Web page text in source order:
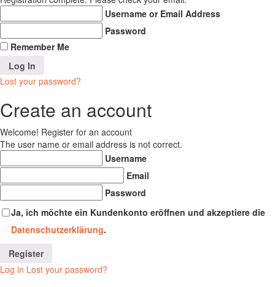
Username or Email Address
Password
Remember Me
Lost your password?
Create an account
Welcome! Register for an account
The user name or email address is not correct.
Username
Email
Password
Ja, ich möchte ein Kundenkonto eröffnen und akzeptiere die
Datenschutzerklärung.
Log in Lost your password?